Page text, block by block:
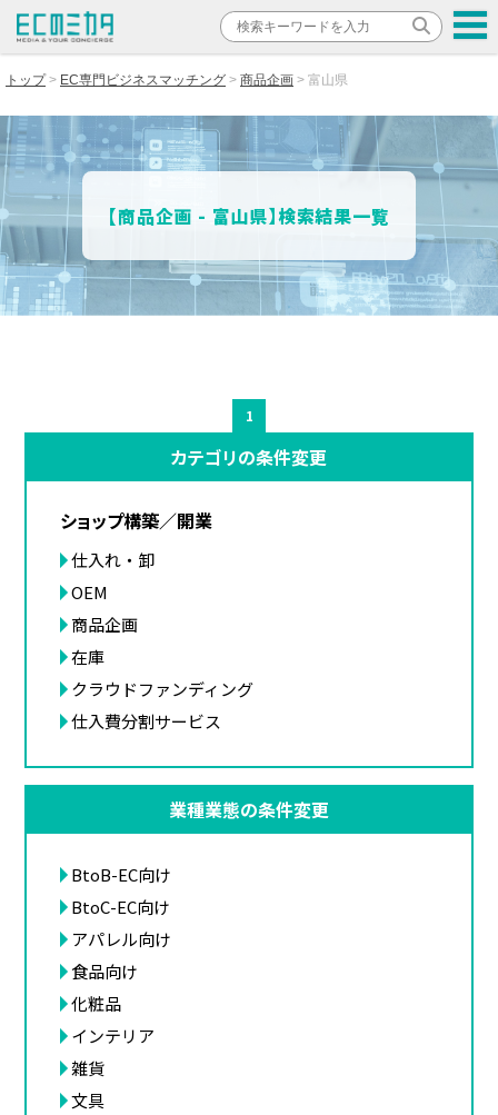
トップ EC専門ビジネスマッチング 商品企画 富山県
【商品企画 - 富山県】検索結果一覧
1
カテゴリの条件変更
ショップ構築／開業
仕入れ・卸
OEM
商品企画
在庫
クラウドファンディング
仕入費分割サービス
業種業態の条件変更
BtoB-EC向け
BtoC-EC向け
アパレル向け
食品向け
化粧品
インテリア
雑貨
文具